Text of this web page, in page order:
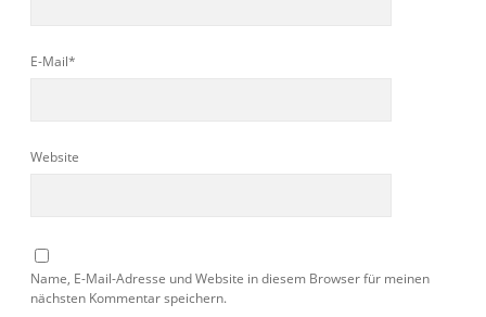
E-Mail*
Website
Name, E-Mail-Adresse und Website in diesem Browser für meinen
nächsten Kommentar speichern.